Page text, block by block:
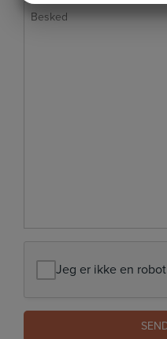
Besked
Jeg er ikke en robot